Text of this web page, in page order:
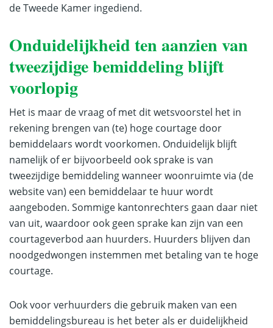
de Tweede Kamer ingediend.
Onduidelijkheid ten aanzien van
tweezijdige bemiddeling blijft
voorlopig
Het is maar de vraag of met dit wetsvoorstel het in
rekening brengen van (te) hoge courtage door
bemiddelaars wordt voorkomen. Onduidelijk blijft
namelijk of er bijvoorbeeld ook sprake is van
tweezijdige bemiddeling wanneer woonruimte via (de
website van) een bemiddelaar te huur wordt
aangeboden. Sommige kantonrechters gaan daar niet
van uit, waardoor ook geen sprake kan zijn van een
courtageverbod aan huurders. Huurders blijven dan
noodgedwongen instemmen met betaling van te hoge
courtage.
Ook voor verhuurders die gebruik maken van een
bemiddelingsbureau is het beter als er duidelijkheid